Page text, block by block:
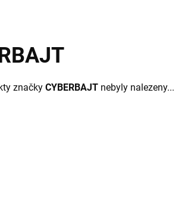
značky CYBERBAJT nebyly nalezeny...